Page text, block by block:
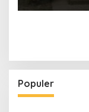
Populer